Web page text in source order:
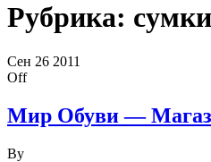
Рубрика: сумки
Сен 26 2011
Off
Мир Обуви —
By